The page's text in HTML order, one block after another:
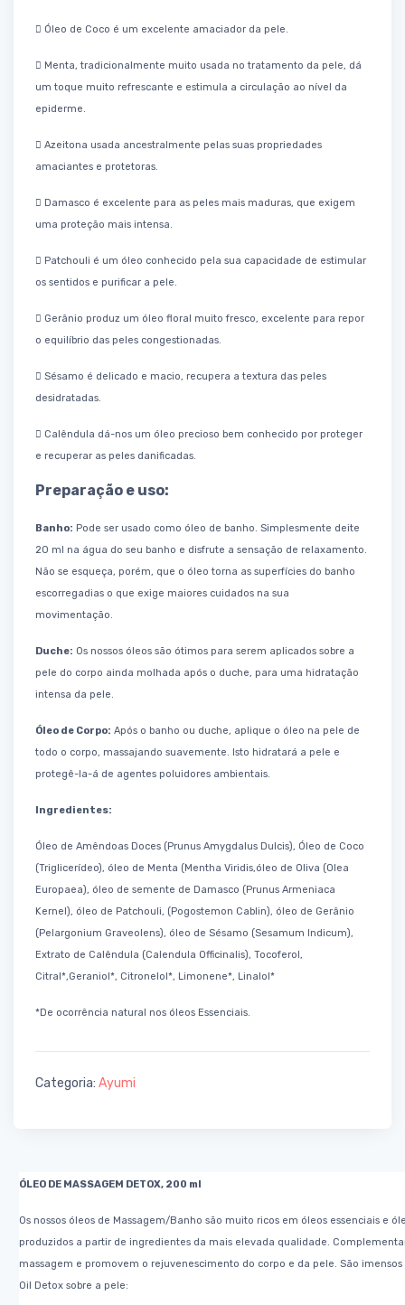
 Óleo de Coco é um excelente amaciador da pele.
 Menta, tradicionalmente muito usada no tratamento da pele, dá
um toque muito refrescante e estimula a circulação ao nível da
epiderme.
 Azeitona usada ancestralmente pelas suas propriedades
amaciantes e protetoras.
 Damasco é excelente para as peles mais maduras, que exigem
uma proteção mais intensa.
 Patchouli é um óleo conhecido pela sua capacidade de estimular
os sentidos e purificar a pele.
 Gerânio produz um óleo floral muito fresco, excelente para repor
o equilíbrio das peles congestionadas.
 Sésamo é delicado e macio, recupera a textura das peles
desidratadas.
 Calêndula dá-nos um óleo precioso bem conhecido por proteger
e recuperar as peles danificadas.
Preparação e uso:
Banho: Pode ser usado como óleo de banho. Simplesmente deite
20 ml na água do seu banho e disfrute a sensação de relaxamento.
Não se esqueça, porém, que o óleo torna as superfícies do banho
escorregadias o que exige maiores cuidados na sua
movimentação.
Duche: Os nossos óleos são ótimos para serem aplicados sobre a
pele do corpo ainda molhada após o duche, para uma hidratação
intensa da pele.
Óleo de Corpo: Após o banho ou duche, aplique o óleo na pele de
todo o corpo, massajando suavemente. Isto hidratará a pele e
protegê-la-á de agentes poluidores ambientais.
Ingredientes:
Óleo de Amêndoas Doces (Prunus Amygdalus Dulcis), Óleo de Coco
(Triglicerídeo), óleo de Menta (Mentha Viridis,óleo de Oliva (Olea
Europaea), óleo de semente de Damasco (Prunus Armeniaca
Kernel), óleo de Patchouli, (Pogostemon Cablin), óleo de Gerânio
(Pelargonium Graveolens), óleo de Sésamo (Sesamum Indicum),
Extrato de Calêndula (Calendula Officinalis), Tocoferol,
Citral*,Geraniol*, Citronelol*, Limonene*, Linalol*
*De ocorrência natural nos óleos Essenciais.
Categoria: Ayumi
ÓLEO DE MASSAGEM DETOX, 200 ml
Os nossos óleos de Massagem/Banho são muito ricos em óleos essenciais e
produzidos a partir de ingredientes da mais elevada qualidade.
massagem e promovem o rejuvenescimento do corpo e da pele. São
Oil Detox sobre a pele: